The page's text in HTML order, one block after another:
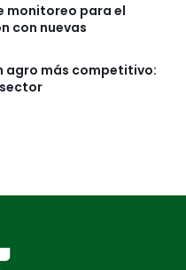
monitoreo para el
con nuevas
agro más competitivo: